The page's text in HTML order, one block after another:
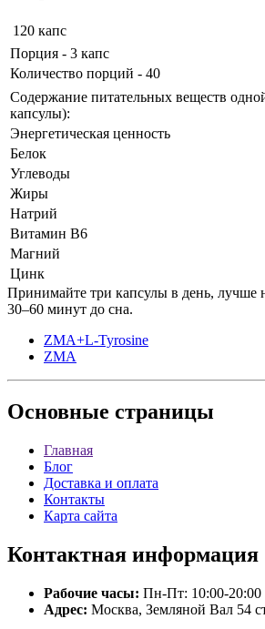
120 капс
Порция - 3 капс
Количество порций - 40
Содержание питательных веществ
капсулы):
Энергетическая ценность
Белок
Углеводы
Жиры
Натрий
Витамин В6
Магний
Цинк
Принимайте три капсулы в день, лучше
30–60 минут до сна.
ZMA+L-Tyrosine
ZMA
Основные страницы
Главная
Блог
Доставка и оплата
Контакты
Карта сайта
Контактная информация
Рабочие часы: Пн-Пт: 10:00-20:00
Адрес: Москва, Земляной Вал 54